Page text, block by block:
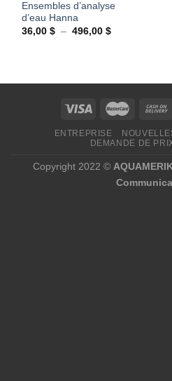
Ajouter
Ensembles d’analyse
d’eau Hanna
36,00$ – 496,00$Plage
ENTREPRISE
DEMANDE DE
Copyright 2022 ©